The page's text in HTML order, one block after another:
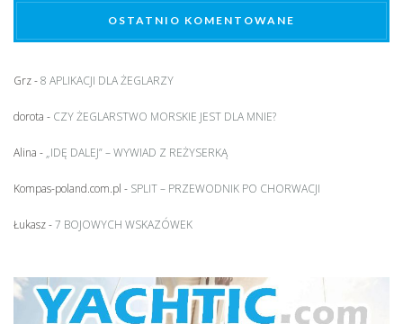
OSTATNIO KOMENTOWANE
Grz-8 APLIKACJI DLA ŻEGLARZY
dorota - CZY ŻEGLARSTWO MORSKIE JEST DLA MNIE?
Alina - „IDĘ DALEJ” – WYWIAD Z REŻYSERKĄ
Kompas-poland.com.pl - SPLIT – PRZEWODNIK PO CHORWACJI
Łukasz-7 BOJOWYCH WSKAZÓWEK